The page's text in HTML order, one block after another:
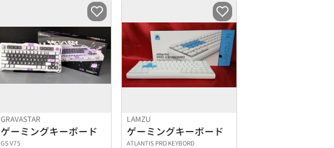
GRAVASTAR
ゲーミングキーボード
GS V75
LAMZU
ゲーミングキーボード
ATLANTIS PRO KEYBORD